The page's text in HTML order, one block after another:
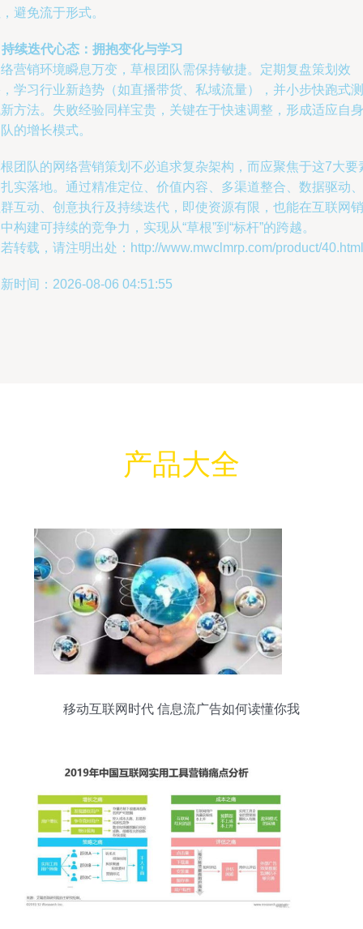
避免流于形式。
持续迭代心态：拥抱变化与学习
营销环境瞬息万变，草根团队需保持敏捷。定期复盘策划效
学习行业新趋势（如直播带货、私域流量），并小步快跑式测
方法。失败经验同样宝贵，关键在于快速调整，形成适应自身
的增长模式。
团队的网络营销策划不必追求复杂架构，而应聚焦于这7大要
实落地。通过精准定位、价值内容、多渠道整合、数据驱动、
互动、创意执行及持续迭代，即使资源有限，也能在互联网销
构建可持续的竞争力，实现从“草根”到“标杆”的跨越。
转载，请注明出处：http://www.mwclmrp.com/product/40.html
时间：2026-08-06 04:51:55
产品大全
移动互联网时代 信息流广告如何读懂你我